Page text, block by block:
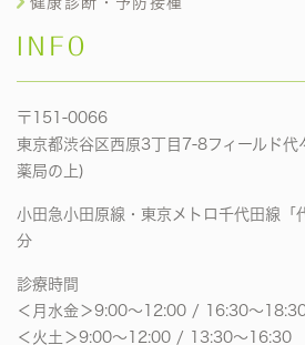
INFO
〒151-0066
東京都渋谷区西原3丁目7-8フィールド
薬局の上)
小田急小田原線・東京メトロ千代田線「
分
診療時間
＜月水金＞9:00〜12:00 / 16:30〜
＜火土＞9:00〜12:00 / 13:30〜16:30